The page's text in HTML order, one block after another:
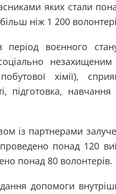
яких стали
ніж 1 200
воєнного
хімії),
підготовка,
із партнерами
понад 120
понад 80 волонтерів.
допомоги